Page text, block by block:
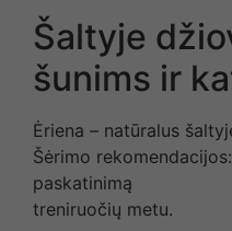
Šaltyje
šunims ir
Ėriena – natūralus
Šėrimo
paskatinimą
treniruočių metu.